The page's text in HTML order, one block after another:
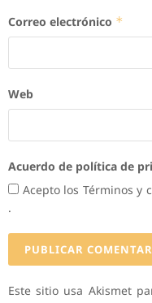
Correo electrónico *
Web
Acuerdo de política de
Acepto los Términos y
.
Este sitio usa Akismet